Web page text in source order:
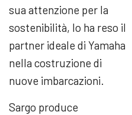
sua attenzione per la
sostenibilità, lo ha reso il
partner ideale di Yamaha
nella costruzione di
nuove imbarcazioni.
Sargo produce